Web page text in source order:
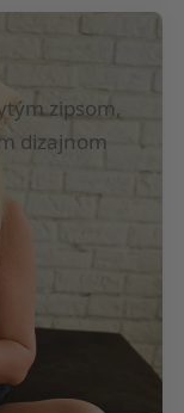
zipsom,
dizajnom